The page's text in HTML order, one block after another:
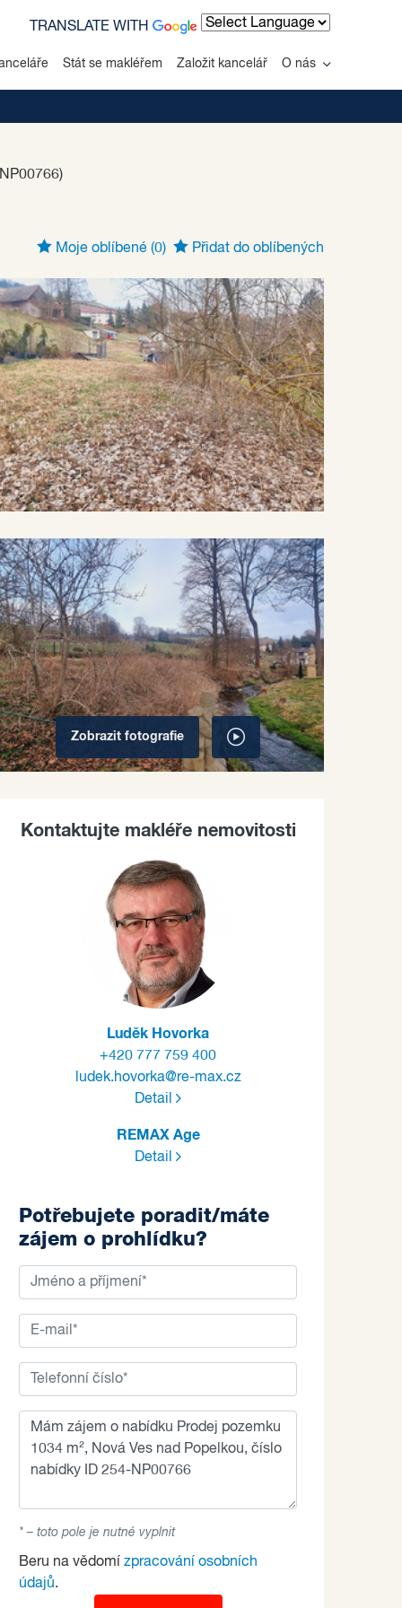
Stát se makléřem Založit kancelář O nás
TRANSLATE WITH
Moje oblíbené (0) Přidat do oblíbených
Zobrazit fotografie
Kontaktujte makléře nemovitosti
Luděk Hovorka
+420 777 759 400
ludek.hovorka@re-max.cz
Detail
REMAX Age
Detail
Potřebujete poradit/máte
zájem o prohlídku?
* – toto pole je nutné vyplnit
Beru na vědomí zpracování osobních
údajů.